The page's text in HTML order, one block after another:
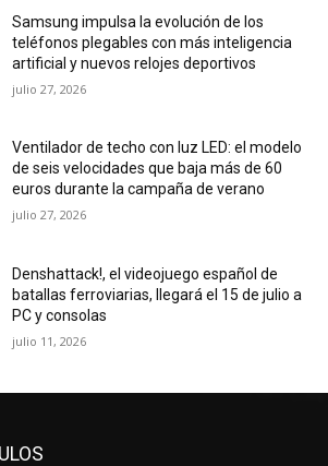
Samsung impulsa la evolución de los
teléfonos plegables con más inteligencia
artificial y nuevos relojes deportivos
julio 27, 2026
Ventilador de techo con luz LED: el modelo
de seis velocidades que baja más de 60
euros durante la campaña de verano
julio 27, 2026
Denshattack!, el videojuego español de
batallas ferroviarias, llegará el 15 de julio a
PC y consolas
julio 11, 2026